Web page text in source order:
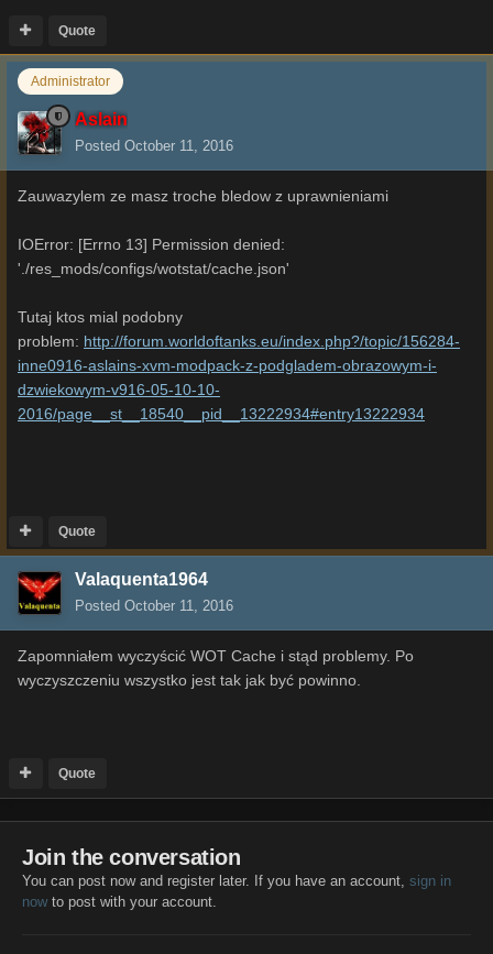
Quote
Administrator
Aslain
Posted October 11, 2016
Zauwazylem ze masz troche bledow z uprawnieniami
IOError: [Errno 13] Permission denied:
'./res_mods/configs/wotstat/cache.json'
Tutaj ktos mial podobny
problem: http://forum.worldoftanks.eu/index.php?/topic/156284-
inne0916-aslains-xvm-modpack-z-podgladem-obrazowym-i-
dzwiekowym-v916-05-10-10-
2016/page__st__18540__pid__13222934#entry13222934
Quote
Valaquenta1964
Posted October 11, 2016
Zapomniałem wyczyścić WOT Cache i stąd problemy. Po
wyczyszczeniu wszystko jest tak jak być powinno.
Quote
Join the conversation
You can post now and register later. If you have an account, sign in
nowto post with your account.